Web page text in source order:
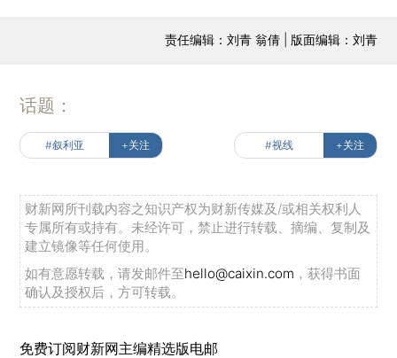
责任编辑：刘青 翁倩 | 版面编辑：刘青
话题：
#叙利亚 +关注 #视线 +关注
财新网所刊载内容之知识产权为财新传媒及/或相关权利人
专属所有或持有。未经许可，禁止进行转载、摘编、复制及
建立镜像等任何使用。
如有意愿转载，请发邮件至hello@caixin.com ，获得书面
确认及授权后，方可转载。
免费订阅财新网主编精选版电邮